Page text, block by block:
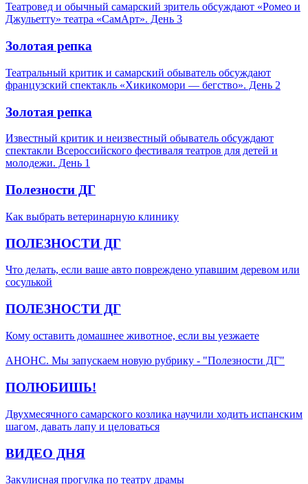
Театровед и обычный самарский зритель обсуждают «Ромео и
Джульетту» театра «СамАрт». День 3
Золотая репка
Театральный критик и самарский обыватель обсуждают
французский спектакль «Хикикомори — бегство». День 2
Золотая репка
Известный критик и неизвестный обыватель обсуждают
спектакли Всероссийского фестиваля театров для детей и
молодежи. День 1
Полезности ДГ
Как выбрать ветеринарную клинику
ПОЛЕЗНОСТИ ДГ
Что делать, если ваше авто повреждено упавшим деревом или
сосулькой
ПОЛЕЗНОСТИ ДГ
Кому оставить домашнее животное, если вы уезжаете
АНОНС. Мы запускаем новую рубрику - "Полезности ДГ"
ПОЛЮБИШЬ!
Двухмесячного самарского козлика научили ходить испанским
шагом, давать лапу и целоваться
ВИДЕО ДНЯ
Закулисная прогулка по театру драмы